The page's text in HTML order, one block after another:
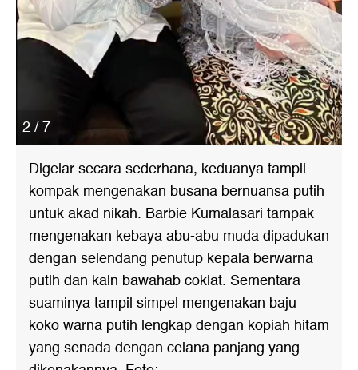
2 / 7
Digelar secara sederhana, keduanya tampil
kompak mengenakan busana bernuansa putih
untuk akad nikah. Barbie Kumalasari tampak
mengenakan kebaya abu-abu muda dipadukan
dengan selendang penutup kepala berwarna
putih dan kain bawahab coklat. Sementara
suaminya tampil simpel mengenakan baju
koko warna putih lengkap dengan kopiah hitam
yang senada dengan celana panjang yang